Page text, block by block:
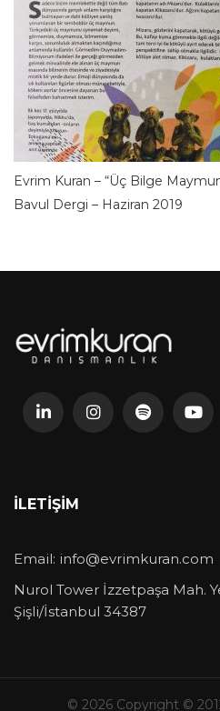
Evrim Kuran – “Üç Bilge
Bavul Dergi – Haziran 2019
İLETIŞIM
Email: info@evrimkuran.com
Nurol Tower İzzetpaşa Mah.
Şişli/İstanbul 34387
© 2026 Copyright ©